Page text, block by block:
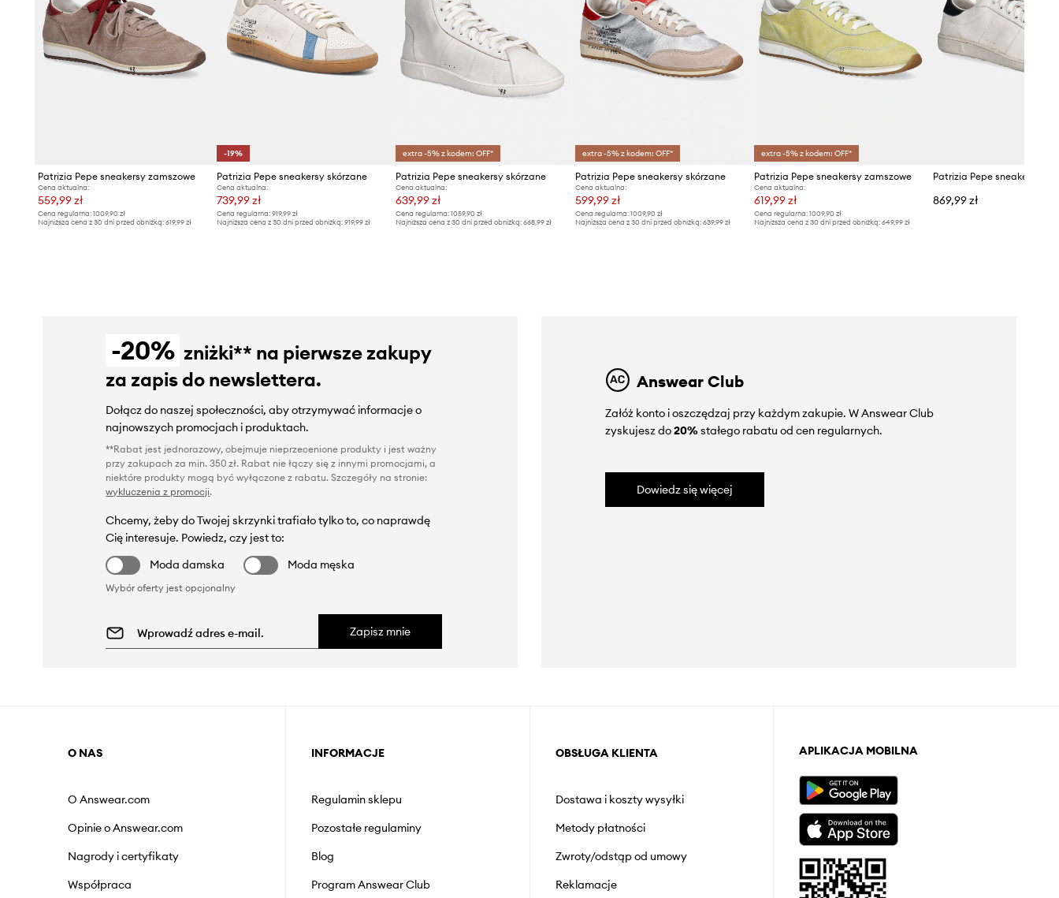
Patrizia Pepe sneakersy zamszowe
Cena aktualna:
559,99 zł
Cena regularna: 1009,90 zł
Najniższa cena z 30 dni przed obniżką: 619,99 zł
-19%
Patrizia Pepe sneakersy skórzane
Cena aktualna:
739,99 zł
Cena regularna:919,99 zł
Najniższa cena z 30 dni przed obniżką:919,99 zł
extra -5% z kodem: OFF*
Patrizia Pepe sneakersy skórzane
Cena aktualna:
639,99 zł
Cena regularna: 1059,90 zł
Najniższa cena z 30 dni przed obniżką: 668,99 zł
extra -5% z kodem: OFF*
Patrizia Pepe sneakersy skórzane
Cena aktualna:
599,99 zł
Cena regularna: 1009,90 zł
Najniższa cena z 30 dni przed obniżką: 639,99 zł
extra -5% z kodem: OFF*
Patrizia Pepe sneakersy zamszowe
Cena aktualna:
619,99 zł
Cena regularna:1009,90 zł
Najniższa cena z 30 dni przed obniżką:649,99 zł
Patrizia Pepe sneakersy
869,99 zł
-20% zniżki** na pierwsze zakupy
za zapis do newslettera.
Dołącz do naszej społeczności, aby otrzymywać informacje o
najnowszych promocjach i produktach.
**Rabat jest jednorazowy, obejmuje nieprzecenione produkty i jest ważny
przy zakupach za min. 350 zł. Rabat nie łączy się z innymi promocjami, a
niektóre produkty mogą być wyłączone z rabatu. Szczegóły na stronie:
wykluczenia z promocji.
Chcemy, żeby do Twojej skrzynki trafiało tylko to, co naprawdę
Cię interesuje. Powiedz, czy jest to:
Moda damska
Moda męska
Wybór oferty jest opcjonalny
Zapisz mnie
Answear Club
Załóż konto i oszczędzaj przy każdym zakupie. W Answear Club
zyskujesz do20%stałego rabatu od cen regularnych.
Dowiedz się więcej
O NAS
O Answear.com
Opinie o Answear.com
Nagrody i certyfikaty
Współpraca
INFORMACJE
Regulamin sklepu
Pozostałe regulaminy
Blog
Program Answear Club
OBSŁUGA KLIENTA
Dostawa i koszty wysyłki
Metody płatności
Zwroty/odstąp od umowy
Reklamacje
APLIKACJA MOBILNA